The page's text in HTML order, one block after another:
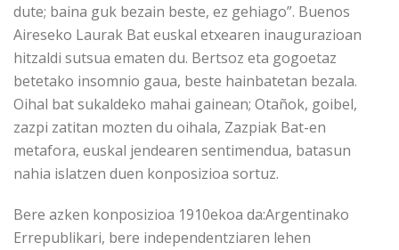
dute; baina guk bezain beste, ez gehiago”. Buenos
Aireseko Laurak Bat euskal etxearen inaugurazioan
hitzaldi sutsua ematen du. Bertsoz eta gogoetaz
betetako insomnio gaua, beste hainbatetan bezala.
Oihal bat sukaldeko mahai gainean; Otañok, goibel,
zazpi zatitan mozten du oihala, Zazpiak Bat-en
metafora, euskal jendearen sentimendua, batasun
nahia islatzen duen konposizioa sortuz.
Bere azken konposizioa 1910ekoa da:Argentinako
Errepublikari, bere independentziaren lehen